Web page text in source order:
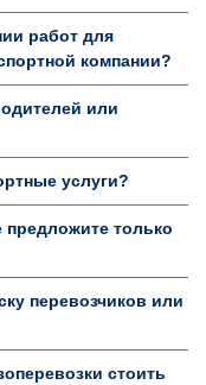
работ для
компании?
или
услуги?
только
перевозчиков или
стоить